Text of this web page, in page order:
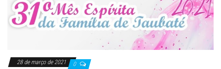
28 de março de 2021 0